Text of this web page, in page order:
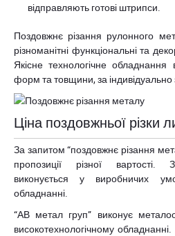
відправляють готові штрипси.
Поздовжнє різання рулонного
різноманітні функціональні та
Якісне технологічне обладнання
форм та товщини, за
Ціна поздовжньої різки
За запитом “поздовжнє різання
пропозиції різної вартості.
виконується у виробничих
обладнанні.
“АВ метал груп” виконує
високотехнологічному